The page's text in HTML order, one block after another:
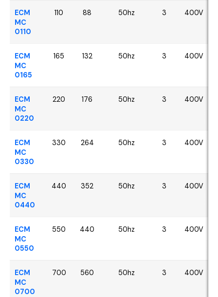
ECM
MC
0110
110 88 50hz 3 400V
ECM
MC
0165
165 132 50hz 3 400V
ECM
MC
0220
220 176 50hz 3 400V
ECM
MC
0330
330 264 50hz 3 400V
ECM
MC
0440
440 352 50hz 3 400V
ECM
MC
0550
550 440 50hz 3 400V
ECM
MC
0700
700 560 50hz 3 400V